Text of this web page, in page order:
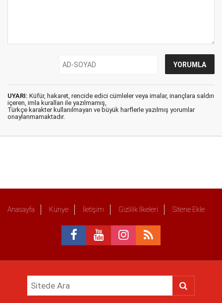
UYARI: Küfür, hakaret, rencide edici cümleler veya imalar, inançlara saldırı
içeren, imla kuralları ile yazılmamış,
Türkçe karakter kullanılmayan ve büyük harflerle yazılmış yorumlar
onaylanmamaktadır.
Anasayfa Künye İletişim Gizlilik İlkeleri Sitene Ekle